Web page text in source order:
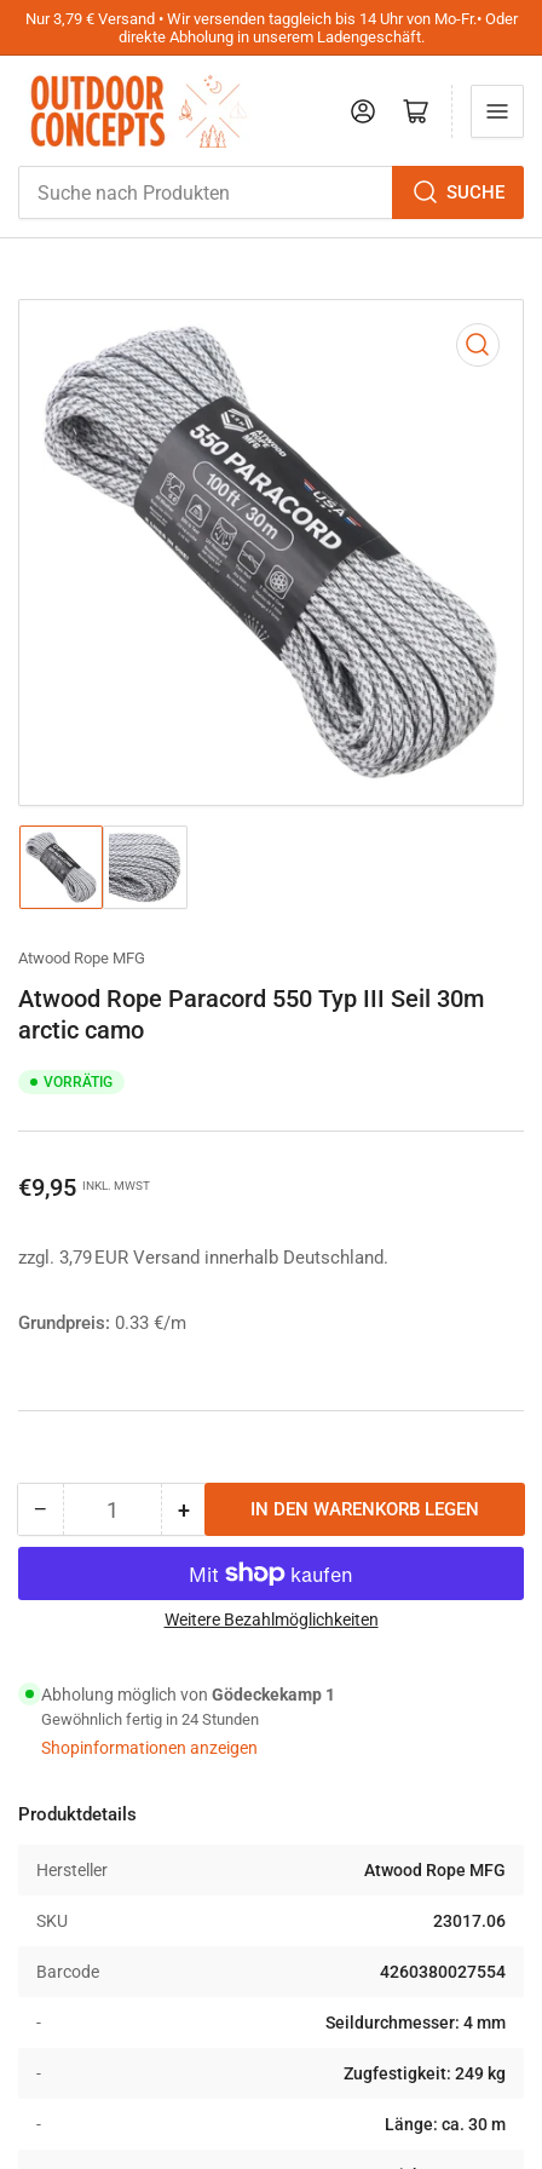
Nur 3,79 € Versand • Wir versenden taggleich bis 14 Uhr von Mo-Fr.• Oder
direkte Abholung in unserem Ladengeschäft.
nach
Produkten
SUCHE
AnmeldenMini-Warenkorb öffnen
Medien
1
in
Modal
öffnen
Bild
in
Galerieansicht
laden
Bild
in
Galerieansicht
Atwood Rope MFG
Atwood Rope Paracord 550 Typ III Seil 30m
arctic camo
VORRÄTIG
Normaler
€9,95 INKL. MWST
zzgl. 3,79 EUR Versand innerhalb Deutschland.
Grundpreis: 0.33 €/m
− Menge
reduzieren
Atwood
Typ
III
Seil
arctic
camo
Anzahl +Menge
erhöhen
für
Atwood
Rope
Typ
III
Seil
IN DEN WARENKORB LEGEN
Weitere Bezahlmöglichkeiten
Abholung möglich von Gödeckekamp 1
Gewöhnlich fertig in 24 Stunden
Shopinformationen anzeigen
Produktdetails
Hersteller Atwood Rope MFG
SKU 23017.06
Barcode 4260380027554
- Seildurchmesser: 4 mm
- Zugfestigkeit: 249 kg
- Länge: ca. 30 m